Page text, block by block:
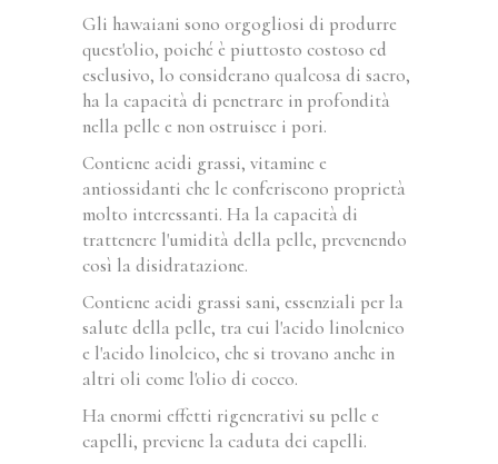
Gli hawaiani sono orgogliosi di produrre
quest'olio, poiché è piuttosto costoso ed
esclusivo, lo considerano qualcosa di sacro,
ha la capacità di penetrare in profondità
nella pelle e non ostruisce i pori.
Contiene acidi grassi, vitamine e
antiossidanti che le conferiscono proprietà
molto interessanti. Ha la capacità di
trattenere l'umidità della pelle, prevenendo
così la disidratazione.
Contiene acidi grassi sani, essenziali per la
salute della pelle, tra cui l'acido linolenico
e l'acido linoleico, che si trovano anche in
altri oli come l'olio di cocco.
Ha enormi effetti rigenerativi su pelle e
capelli, previene la caduta dei capelli.